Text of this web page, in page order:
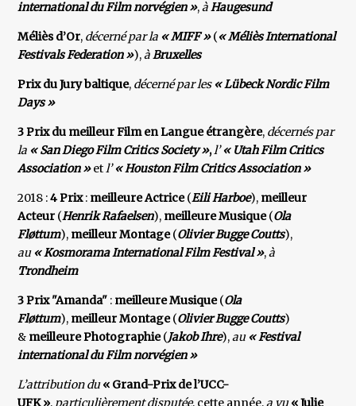
international du Film norvégien »,àHaugesund
Méliès d’Or, décerné par la « MIFF »(« Méliès International
Festivals Federation »),àBruxelles
Prix du Jury baltique, décerné par les « Lübeck Nordic Film
Days »
3 Prix du meilleur Film en Langue étrangère, décernés par
la « San Diego Film Critics Society »,l’« Utah FilmCritics
Association »etl’« Houston Film Critics Association »
2018 :4 Prix: meilleure Actrice(Eili Harboe), meilleur
Acteur (Henrik Rafaelsen), meilleure Musique(Ola
Fløttum), meilleur Montage(Olivier Bugge Coutts),
au « Kosmorama International Film Festival »,à
Trondheim
3 Prix "Amanda" : meilleure Musique(Ola
Fløttum), meilleur Montage(Olivier Bugge Coutts)
& meilleurePhotographie(Jakob Ihre),au « Festival
international du Film norvégien »
L’attribution du« Grand-Prix de l’UCC-
UFK », particulièrement disputée, cette année,a vu« Julie